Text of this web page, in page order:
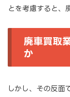
とを考慮すると、
廃車買取
か
しかし、その反面